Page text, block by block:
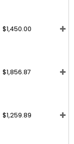
$1,450.00
$1,856.87
$1,259.89